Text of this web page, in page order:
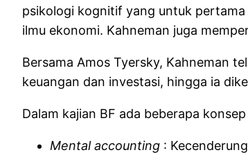
psikologi kognitif yang untuk
ilmu ekonomi. Kahneman juga
Bersama Amos Tyersky, Kahneman
keuangan dan investasi, hingga ia
Dalam kajian BF ada beberapa
Mental accounting :